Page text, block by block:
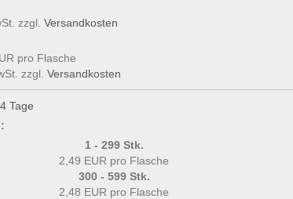
inkl. 19 % MwSt. zzgl. Versandkosten
pro Flasche
zzgl. Versandkosten
Tage
1 - 299 Stk.
2,49 EUR pro Flasche
300 - 599 Stk.
2,48 EUR pro Flasche